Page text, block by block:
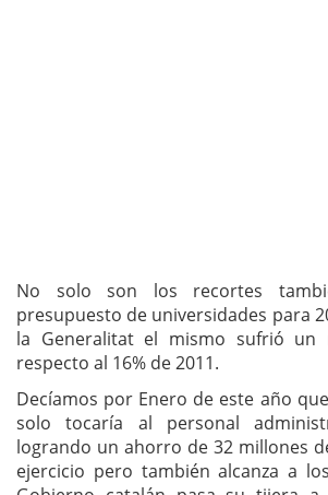
No solo son los recortes
presupuesto de universidades para
la Generalitat el mismo sufrió un
respecto al 16% de 2011.
Decíamos por Enero de este año
solo tocaría al personal
logrando un ahorro de 32 millones
ejercicio pero también alcanza a